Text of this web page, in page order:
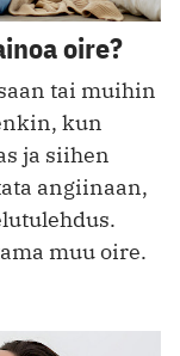
oire?
tai muihin
kun
ja siihen
angiinaan,
muu oire.